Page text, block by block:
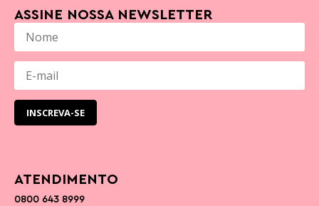
ATENDIMENTO
0800 643 8999
ASSINE NOSSA NEWSLETTER